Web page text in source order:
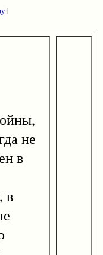
]
не
в
в